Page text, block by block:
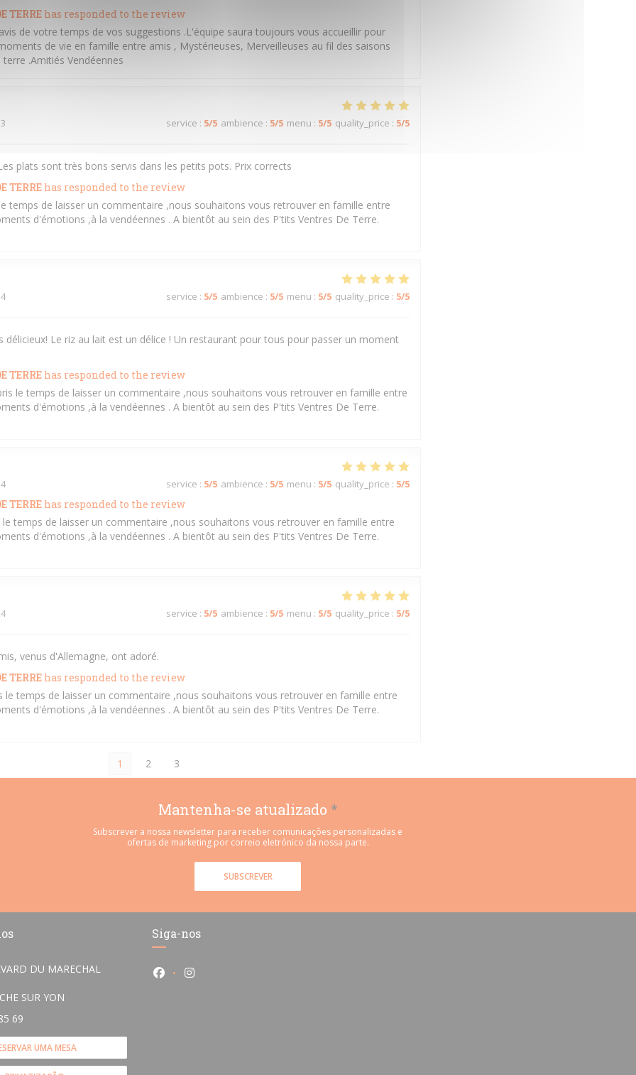
TERRE has responded to the review
de votre temps de vos suggestions .L'équipe saura toujours vous accueillir pour
de vie en famille entre amis , Mystérieuses, Merveilleuses au fil des saisons
.Amitiés Vendéennes
service : 5/5 ambience : 5/5 menu : 5/5 quality_price : 5/5
plats sont très bons servis dans les petits pots. Prix corrects
TERRE has responded to the review
temps de laisser un commentaire ,nous souhaitons vous retrouver en famille entre
d'émotions ,à la vendéennes . A bientôt au sein des P'tits Ventres De Terre.
service : 5/5 ambience : 5/5 menu : 5/5 quality_price : 5/5
délicieux! Le riz au lait est un délice ! Un restaurant pour tous pour passer un moment
TERRE has responded to the review
le temps de laisser un commentaire ,nous souhaitons vous retrouver en famille entre
d'émotions ,à la vendéennes . A bientôt au sein des P'tits Ventres De Terre.
service : 5/5 ambience : 5/5 menu : 5/5 quality_price : 5/5
TERRE has responded to the review
le temps de laisser un commentaire ,nous souhaitons vous retrouver en famille entre
d'émotions ,à la vendéennes . A bientôt au sein des P'tits Ventres De Terre.
service : 5/5 ambience : 5/5 menu : 5/5 quality_price : 5/5
venus d'Allemagne, ont adoré.
TERRE has responded to the review
le temps de laisser un commentaire ,nous souhaitons vous retrouver en famille entre
d'émotions ,à la vendéennes . A bientôt au sein des P'tits Ventres De Terre.
1 2 3
Mantenha-se atualizado *
Subscrever a nossa newsletter para receber comunicações personalizadas e
ofertas de marketing por correio eletrónico da nossa parte.
SUBSCREVER
DU MARECHAL
SUR YON
69
UMA MESA
Siga-nos
Facebook ((abre numa nova janela))
Instagram ((abre numa nova janela))